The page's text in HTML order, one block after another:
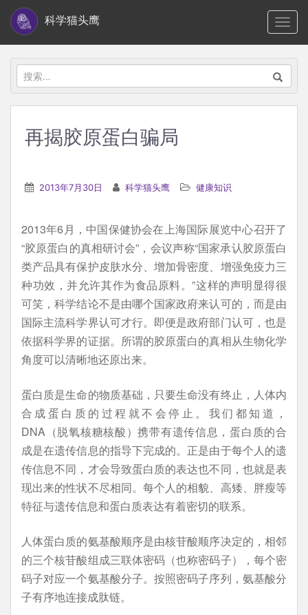
i
科学猫头鹰
搜
索：
再揭胶原蛋白骗局
2013年7月30日 科学猫头鹰 健康知识
2013年6月，中国保健协会在上海国际展览中心召开了
“胶原蛋白的真相研讨会”，会议声称“国家承认胶原蛋白
类产品具有保护皮肤水分、增加骨密度、增强免疫力三
种功效，并允许其作为食品原料。”这样的声明显得很
可笑，科学结论不是由哪个国家政府来认可的，而是由
国际主流科学界认可才行。即便是政府部门认可，也是
依据科学界的证据。所谓的胶原蛋白的真相从生物化学
角度可以清晰地还原出来。
蛋白质是生命的物质基础，只要生命没有终止，人体内
合成蛋白质的过程就不会停止。我们都知道，
DNA（脱氧核糖核酸）携带有遗传信息，蛋白质的合
成是在遗传信息的指导下完成的。正是由于每个人的遗
传信息不同，才会导致蛋白质的表达也不同，也就是表
现出来的性状不尽相同。每个人的相貌、高矮、胖瘦等
特征与遗传信息和蛋白质表达有着密切的联系。
人体蛋白质的氨基酸顺序是由核苷酸顺序决定的，相邻
的三个核苷酸组成三联体密码（也称密码子），每个密
码子对应一个氨基酸分子。按照密码子序列，氨基酸分
子有序地连接成肽链。